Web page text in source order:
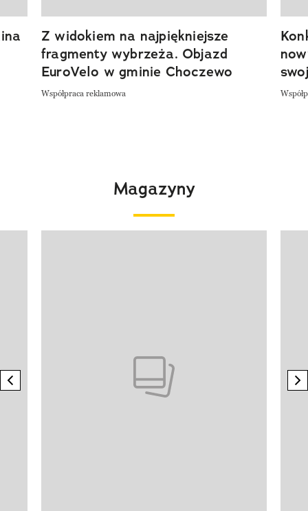
Z widokiem na najpiękniejsze
fragmenty wybrzeża. Objazd
EuroVelo w gminie Choczewo
Współpraca reklamowa
Magazyny
previous element